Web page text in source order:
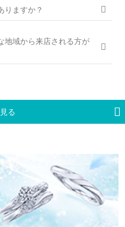
シの店舗へお気軽にご相談く
久保証内容＞
れ補修」「店頭クリーニン
ジュエリーコート加工」「レ
ます。
。
ング）を試着頂いたお客様
レゼントしております。
内が可能です。
りますか？
ております。
無料駐車券発行
地域から来店される方が
る